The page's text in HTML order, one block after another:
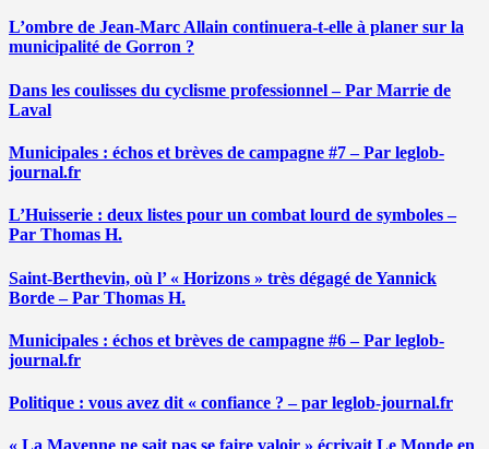
L’ombre de Jean-Marc Allain continuera-t-elle à planer sur la
municipalité de Gorron ?
Dans les coulisses du cyclisme professionnel – Par Marrie de
Laval
Municipales : échos et brèves de campagne #7 – Par leglob-
journal.fr
L’Huisserie : deux listes pour un combat lourd de symboles –
Par Thomas H.
Saint-Berthevin, où l’ « Horizons » très dégagé de Yannick
Borde – Par Thomas H.
Municipales : échos et brèves de campagne #6 – Par leglob-
journal.fr
Politique : vous avez dit « confiance ? – par leglob-journal.fr